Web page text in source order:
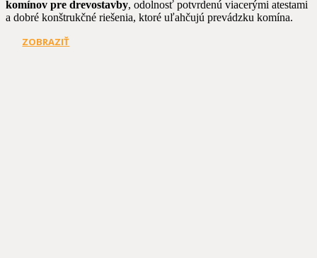
komínov pre drevostavby, odolnosť potvrdenú viacerými atestami
a dobré konštrukčné riešenia, ktoré uľahčujú prevádzku komína.
ZOBRAZIŤ